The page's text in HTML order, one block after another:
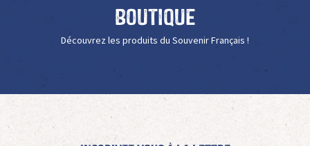
Boutique
Découvrez les produits du Souvenir Français !